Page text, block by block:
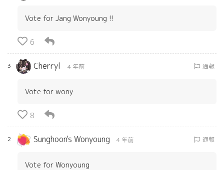
Vote for Jang Wonyoung !!
6
3 Cherryl 4 年前 通報
Vote for wony
8
2 Sunghoon's Wonyoung 4 年前 通報
Vote for Wonyoung